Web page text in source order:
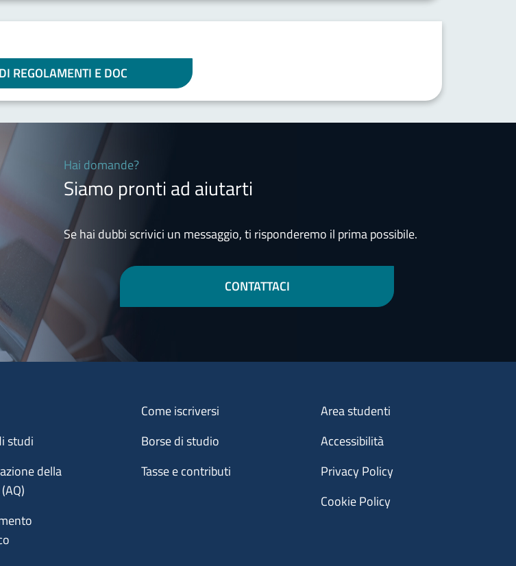
REGOLAMENTI E DOC
Hai domande?
Siamo pronti ad aiutarti
Se hai dubbi scrivici un messaggio, ti risponderemo il prima possibile.
CONTATTACI
1
studi
della
Menu footer 2
Come iscriversi
Borse di studio
Tasse e contributi
Menu footer 3
Area studenti
Accessibilità
Privacy Policy
Cookie Policy